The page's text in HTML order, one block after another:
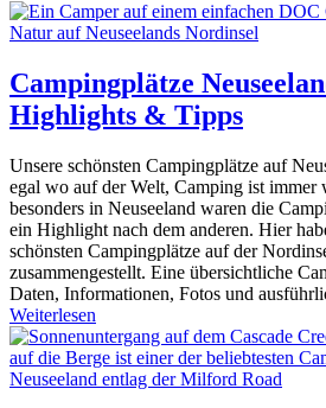
Campingplätze
Highlights & Tipps
Unsere schönsten Campingplätze auf
egal wo auf der Welt, Camping ist immer
besonders in Neuseeland waren die
ein Highlight nach dem anderen. Hier
schönsten Campingplätze auf der
zusammengestellt. Eine übersichtliche
Daten, Informationen, Fotos und
Weiterlesen